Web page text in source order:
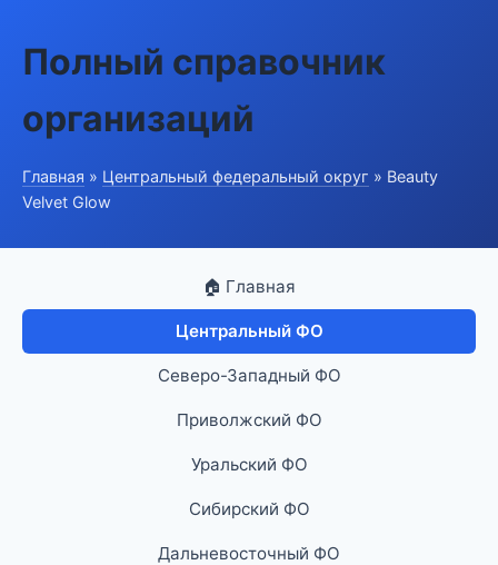
Полный справочник
организаций
Главная » Центральный федеральный округ » Beauty
Velvet Glow
🏠 Главная
Центральный ФО
Северо-Западный ФО
Приволжский ФО
Уральский ФО
Сибирский ФО
Дальневосточный ФО